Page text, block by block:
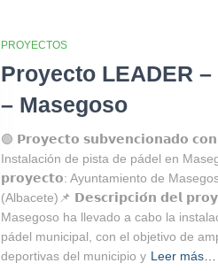
PROYECTOS
Proyecto LEADER
– Masegoso
🟢 𝗣𝗿𝗼𝘆𝗲𝗰𝘁𝗼 𝘀𝘂𝗯𝘃𝗲𝗻𝗰𝗶𝗼𝗻𝗮𝗱𝗼
Instalación de pista de pádel en
𝗽𝗿𝗼𝘆𝗲𝗰𝘁𝗼: Ayuntamiento de
(Albacete)⁣⁣📌 𝗗𝗲𝘀𝗰𝗿𝗶𝗽𝗰𝗶𝗼́𝗻 𝗱𝗲𝗹
Masegoso ha llevado a cabo la
pádel municipal, con el objetivo de
deportivas del municipio y Leer más…